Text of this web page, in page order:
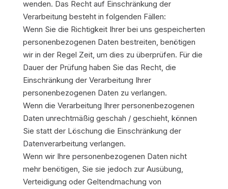
wenden. Das Recht auf Einschränkung der
Verarbeitung besteht in folgenden Fällen:
Wenn Sie die Richtigkeit Ihrer bei uns gespeicherten
personenbezogenen Daten bestreiten, benötigen
wir in der Regel Zeit, um dies zu überprüfen. Für die
Dauer der Prüfung haben Sie das Recht, die
Einschränkung der Verarbeitung Ihrer
personenbezogenen Daten zu verlangen.
Wenn die Verarbeitung Ihrer personenbezogenen
Daten unrechtmäßig geschah / geschieht, können
Sie statt der Löschung die Einschränkung der
Datenverarbeitung verlangen.
Wenn wir Ihre personenbezogenen Daten nicht
mehr benötigen, Sie sie jedoch zur Ausübung,
Verteidigung oder Geltendmachung von